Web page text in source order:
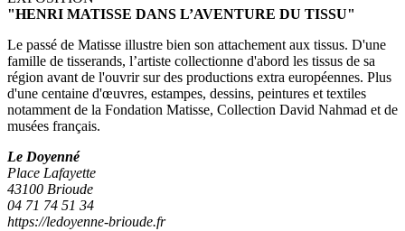
"HENRI MATISSE DANS L’AVENTURE DU TISSU"
Le passé de Matisse illustre bien son attachement aux tissus. D'une
famille de tisserands, l’artiste collectionne d'abord les tissus de sa
région avant de l'ouvrir sur des productions extra européennes. Plus
d'une centaine d'œuvres, estampes, dessins, peintures et textiles
notamment de la Fondation Matisse, Collection David Nahmad et de
musées français.
Le Doyenné
Place Lafayette
43100 Brioude
04 71 74 51 34
https://ledoyenne-brioude.fr